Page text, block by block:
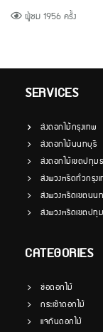
ผู้ชม 1956 ครั้ง
SERVICES
ส่งดอกไม้กรุงเทพ
ส่งดอกไม้นนทบุรี
ส่งดอกไม้เขตปทุม
ส่งพวงหรีดทั่วกรุง
ส่งพวงหรีดเขตนน
ส่งพวงหรีดเขตปทุ
CATEGORIES
ช่อดอกไม้
กระเช้าดอกไม้
แจกันดอกไม้